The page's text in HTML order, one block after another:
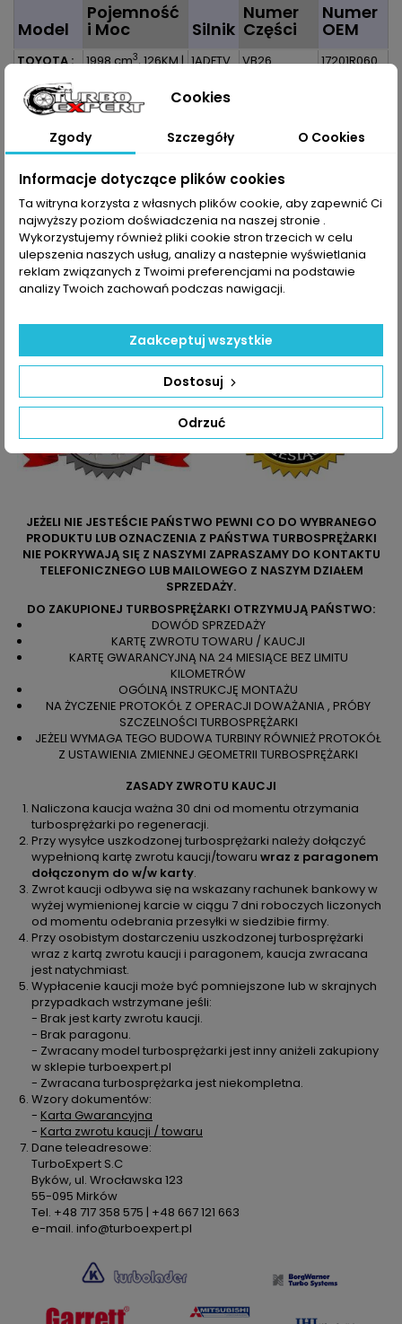
Model
Pojemność
i Moc Silnik
Numer
Części
Numer
OEM
TOYOTA :
D-4D
1998 cm3, 126KM | 1ADFTV
FTV
VB26
17201R060
17201-
17201-
0R070
Dane zawarte w tabeli mogą odbiegać od rzeczywistości.
Dokładamy wszelkich starań aby jednak tak nie było.
Najlepszym kryterium doboru części jest sprawdzenie
JEŻELI NIE JESTEŚCIE PAŃSTWO PEWNI CO DO WYBRANEGO
PRODUKTU LUB OZNACZENIA Z PAŃSTWA TURBOSPRĘŻARKI
NIE POKRYWAJĄ SIĘ Z NASZYMI ZAPRASZAMY DO KONTAKTU
TELEFONICZNEGO LUB MAILOWEGO Z NASZYM DZIAŁEM
SPRZEDAŻY.
DO ZAKUPIONEJ TURBOSPRĘŻARKI OTRZYMUJĄ PAŃSTWO:
DOWÓD SPRZEDAŻY
KARTĘ ZWROTU TOWARU / KAUCJI
KARTĘ GWARANCYJNĄ NA 24 MIESIĄCE BEZ LIMITU
KILOMETRÓW
OGÓLNĄ INSTRUKCJĘ MONTAŻU
NA ŻYCZENIE PROTOKÓŁ Z OPERACJI DOWAŻANIA , PRÓBY
SZCZELNOŚCI TURBOSPRĘŻARKI
JEŻELI WYMAGA TEGO BUDOWA TURBINY RÓWNIEŻ PROTOKÓŁ
Z USTAWIENIA ZMIENNEJ GEOMETRII TURBOSPRĘŻARKI
ZASADY ZWROTU KAUCJI
Naliczona kaucja ważna 30 dni od momentu otrzymania
turbosprężarki po regeneracji.
Przy wysyłce uszkodzonej turbosprężarki należy dołączyć
wypełnioną kartę zwrotu kaucji/towaru wraz z paragonem
dołączonym do w/w karty.
Zwrot kaucji odbywa się na wskazany rachunek bankowy w
wyżej wymienionej karcie w ciągu 7 dni roboczych liczonych
od momentu odebrania przesyłki w siedzibie firmy.
Przy osobistym dostarczeniu uszkodzonej turbosprężarki
wraz z kartą zwrotu kaucji i paragonem, kaucja zwracana
jest natychmiast.
Wypłacenie kaucji może być pomniejszone lub w skrajnych
przypadkach wstrzymane jeśli:
- Brak jest karty zwrotu kaucji.
- Brak paragonu.
- Zwracany model turbosprężarki jest inny aniżeli zakupiony
w sklepie turboexpert.pl
- Zwracana turbosprężarka jest niekompletna.
Wzory dokumentów:
- Karta Gwarancyjna
- Karta zwrotu kaucji / towaru
Dane teleadresowe:
TurboExpert S.C
Byków, ul. Wrocławska 123
55-095 Mirków
Tel. +48 717 358 575 | +48 667 121 663
e-mail. info@turboexpert.pl
Cookies
Zgody Szczegóły O Cookies
Informacje dotyczące plików cookies
Ta witryna korzysta z własnych plików cookie, aby zapewnić Ci
najwyższy poziom doświadczenia na naszej stronie .
Wykorzystujemy również pliki cookie stron trzecich w celu
ulepszenia naszych usług, analizy a nastepnie wyświetlania
reklam związanych z Twoimi preferencjami na podstawie
analizy Twoich zachowań podczas nawigacji.
Odrzuć
Dostosuj
Zaakceptuj wszystkie